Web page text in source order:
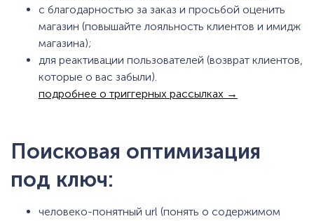
с благодарностью за заказ и просьбой оценить
магазин (повышайте лояльность клиентов и имидж
магазина);
для реактивации пользователей (возврат клиентов,
которые о вас забыли).
подробнее о триггерных рассылках →
Поисковая оптимизация
под ключ:
человеко-понятный url (понять о содержимом